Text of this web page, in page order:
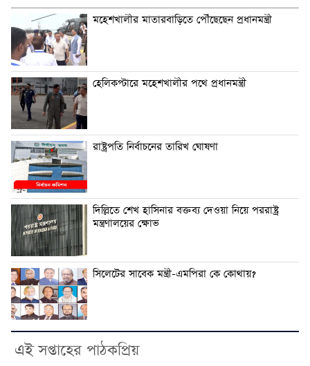
মহেশখালীর মাতারবাড়িতে পৌঁছেছেন প্রধানমন্ত্রী
হেলিকপ্টারে মহেশখালীর পথে প্রধানমন্ত্রী
রাষ্ট্রপতি নির্বাচনের তারিখ ঘোষণা
দিল্লিতে শেখ হাসিনার বক্তব্য দেওয়া নিয়ে পররাষ্ট্র
মন্ত্রণালয়ের ক্ষোভ
সিলেটের সাবেক মন্ত্রী-এমপিরা কে কোথায়?
এই সপ্তাহের পাঠকপ্রিয়